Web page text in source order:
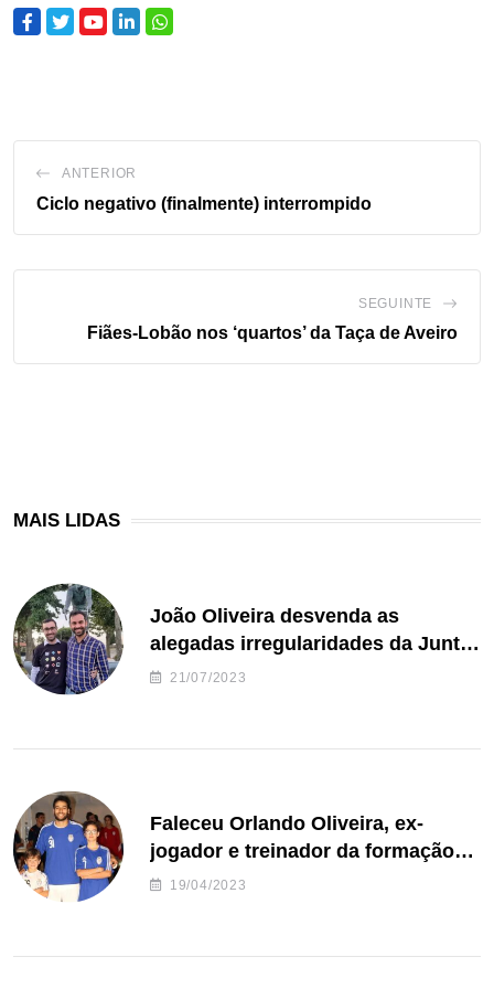
ANTERIOR
Ciclo negativo (finalmente) interrompido
SEGUINTE
Fiães-Lobão nos ‘quartos’ da Taça de Aveiro
MAIS LIDAS
João Oliveira desvenda as
alegadas irregularidades da Junta
de Freguesia S. João de Ver
21/07/2023
Faleceu Orlando Oliveira, ex-
jogador e treinador da formação
de andebol do Feirense
19/04/2023